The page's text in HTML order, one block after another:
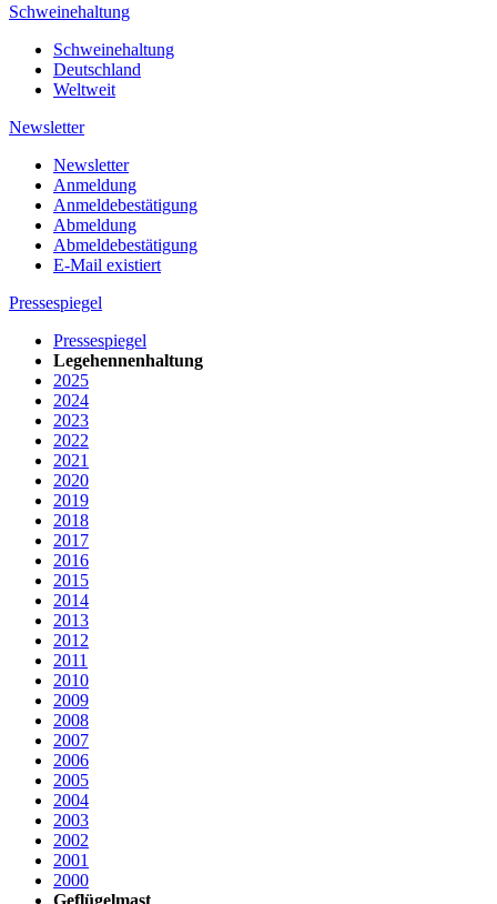
Schweinehaltung
Schweinehaltung
Deutschland
Weltweit
Newsletter
Newsletter
Anmeldung
Anmeldebestätigung
Abmeldung
Abmeldebestätigung
E-Mail existiert
Pressespiegel
Pressespiegel
Legehennenhaltung
2025
2024
2023
2022
2021
2020
2019
2018
2017
2016
2015
2014
2013
2012
2011
2010
2009
2008
2007
2006
2005
2004
2003
2002
2001
2000